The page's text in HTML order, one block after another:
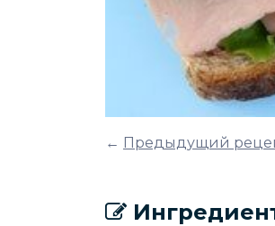
← Предыдущий